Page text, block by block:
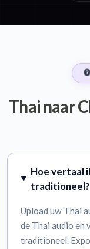
Thai naar
Hoe vertaal
traditioneel?
Upload uw Thai
de Thai audio en
traditioneel.